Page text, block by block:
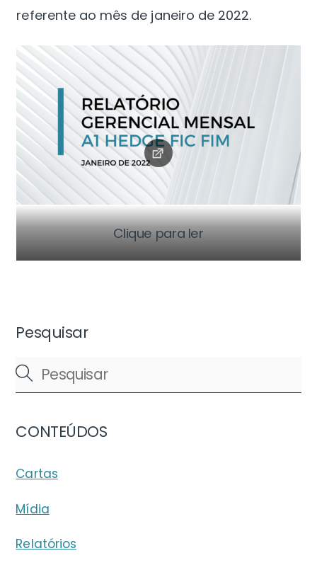
referente ao mês de janeiro de 2022.
Clique para ler
Pesquisar
CONTEÚDOS
Cartas
Mídia
Relatórios